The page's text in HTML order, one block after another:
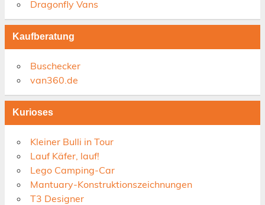
Dragonfly Vans
Kaufberatung
Buschecker
van360.de
Kurioses
Kleiner Bulli in Tour
Lauf Käfer, lauf!
Lego Camping-Car
Mantuary-Konstruktionszeichnungen
T3 Designer